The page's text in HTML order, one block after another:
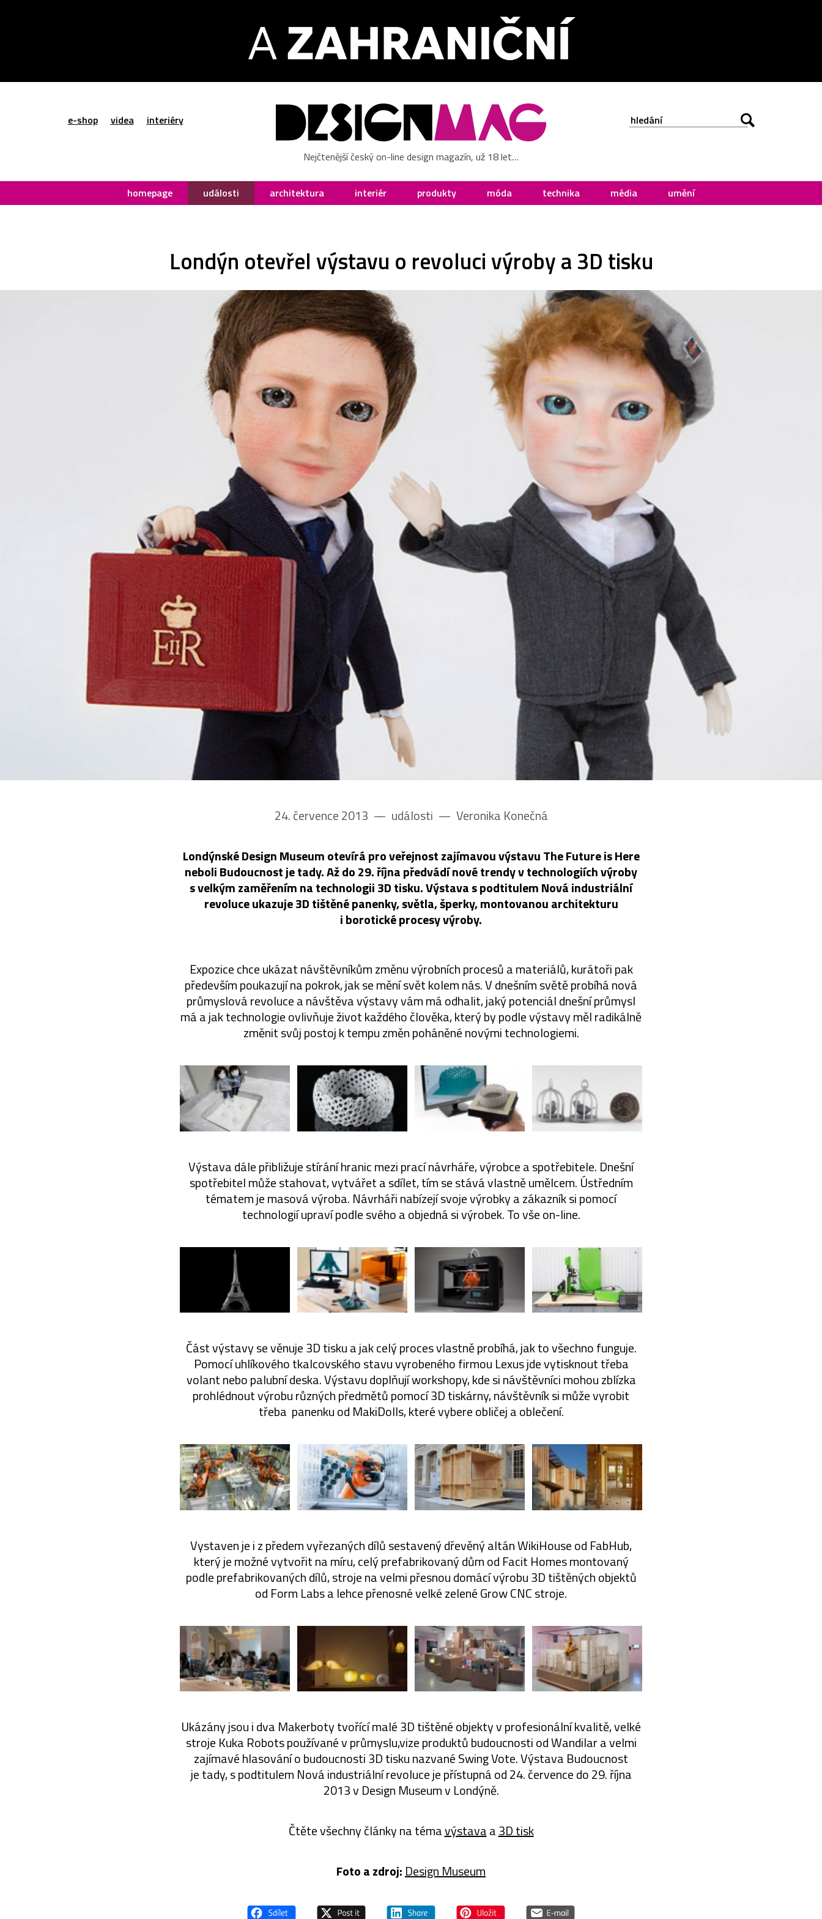
e-shop videa interiéry
Nejčtenější český on-line design magazín, už 18 let…
homepage události architektura interiér produkty móda technika média umění
Londýn otevřel výstavu o revoluci výroby a 3D tisku
24. července 2013 –– události –– Veronika Konečná
Londýnské Design Museum otevírá pro veřejnost zajímavou výstavu The Future is Here
neboli Budoucnost je tady. Až do 29. října předvádí nové trendy v technologiích výroby
s velkým zaměřením na technologii 3D tisku. Výstava s podtitulem Nová industriální
revoluce ukazuje 3D tištěné panenky, světla, šperky, montovanou architekturu
i borotické procesy výroby.
Expozice chce ukázat návštěvníkům změnu výrobních procesů a materiálů, kurátoři pak
především poukazují na pokrok, jak se mění svět kolem nás. V dnešním světě probíhá nová
průmyslová revoluce a návštěva výstavy vám má odhalit, jaký potenciál dnešní průmysl
má a jak technologie ovlivňuje život každého člověka, který by podle výstavy měl radikálně
změnit svůj postoj k tempu změn poháněné novými technologiemi.
Výstava dále přibližuje stírání hranic mezi prací návrháře, výrobce a spotřebitele. Dnešní
spotřebitel může stahovat, vytvářet a sdílet, tím se stává vlastně umělcem. Ústředním
tématem je masová výroba. Návrháři nabízejí svoje výrobky a zákazník si pomocí
technologií upraví podle svého a objedná si výrobek. To vše on-line.
Část výstavy se věnuje 3D tisku a jak celý proces vlastně probíhá, jak to všechno funguje.
Pomocí uhlíkového tkalcovského stavu vyrobeného firmou Lexus jde vytisknout třeba
volant nebo palubní deska. Výstavu doplňují workshopy, kde si návštěvníci mohou zblízka
prohlédnout výrobu různých předmětů pomocí 3D tiskárny, návštěvník si může vyrobit
třeba panenku od MakiDolls, které vybere obličej a oblečení.
Vystaven je i z předem vyřezaných dílů sestavený dřevěný altán WikiHouse od FabHub,
který je možné vytvořit na míru, celý prefabrikovaný dům od Facit Homes montovaný
podle prefabrikovaných dílů, stroje na velmi přesnou domácí výrobu 3D tištěných objektů
od Form Labs a lehce přenosné velké zelené Grow CNC stroje.
Ukázány jsou i dva Makerboty tvořící malé 3D tištěné objekty v profesionální kvalitě, velké
stroje Kuka Robots používané v průmyslu,vize produktů budoucnosti od Wandilar a velmi
zajímavé hlasování o budoucnosti 3D tisku nazvané Swing Vote. Výstava Budoucnost
je tady, s podtitulem Nová industriální revoluce je přístupná od 24. července do 29. října
2013 v Design Museum v Londýně.
Čtěte všechny články na témavýstavaa3D tisk
Foto a zdroj: Design Museum